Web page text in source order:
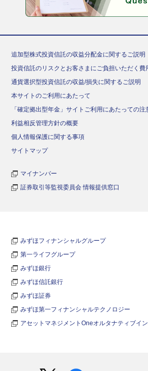
追加型株式投資信託の収益分配金に関するご説明
投資信託のリスクとお客さまにご負担いただく費
通貨選択型投資信託の収益/損失に関するご説明
本サイトのご利用にあたって
「確定拠出型年金」サイトご利用にあたっての注
利益相反管理方針の概要
個人情報保護に関する事項
サイトマップ
マイナンバー
証券取引等監視委員会 情報提供窓口
みずほフィナンシャルグループ
第一ライフグループ
みずほ銀行
みずほ信託銀行
みずほ証券
みずほ第一フィナンシャルテクノロジー
アセットマネジメントOneオルタナティブイ